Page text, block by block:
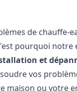
de chauffe-
pourquoi notre
et
vos
maison ou votre